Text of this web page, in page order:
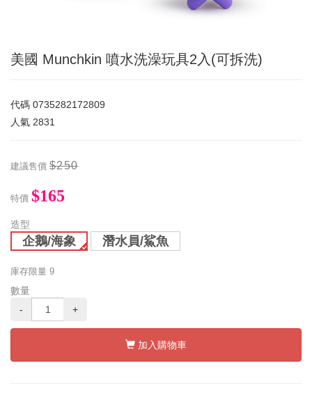
美國 Munchkin 噴水洗澡玩具2入(可拆洗)
代碼 0735282172809
人氣 2831
建議售價 $250
特價 $165
造型
企鵝/海象 潛水員/鯊魚
庫存限量 9
數量
-
+
加入購物車